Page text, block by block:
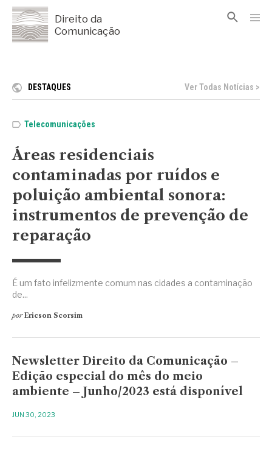
Direito da
Comunicação
DESTAQUES Ver Todas Notícias >
Telecomunicações
Áreas residenciais
contaminadas por ruídos e
poluição ambiental sonora:
instrumentos de prevenção de
reparação
É um fato infelizmente comum nas cidades a contaminação
de...
por Ericson Scorsim
Newsletter Direito da Comunicação –
Edição especial do mês do meio
ambiente – Junho/2023 está disponível
JUN 30, 2023